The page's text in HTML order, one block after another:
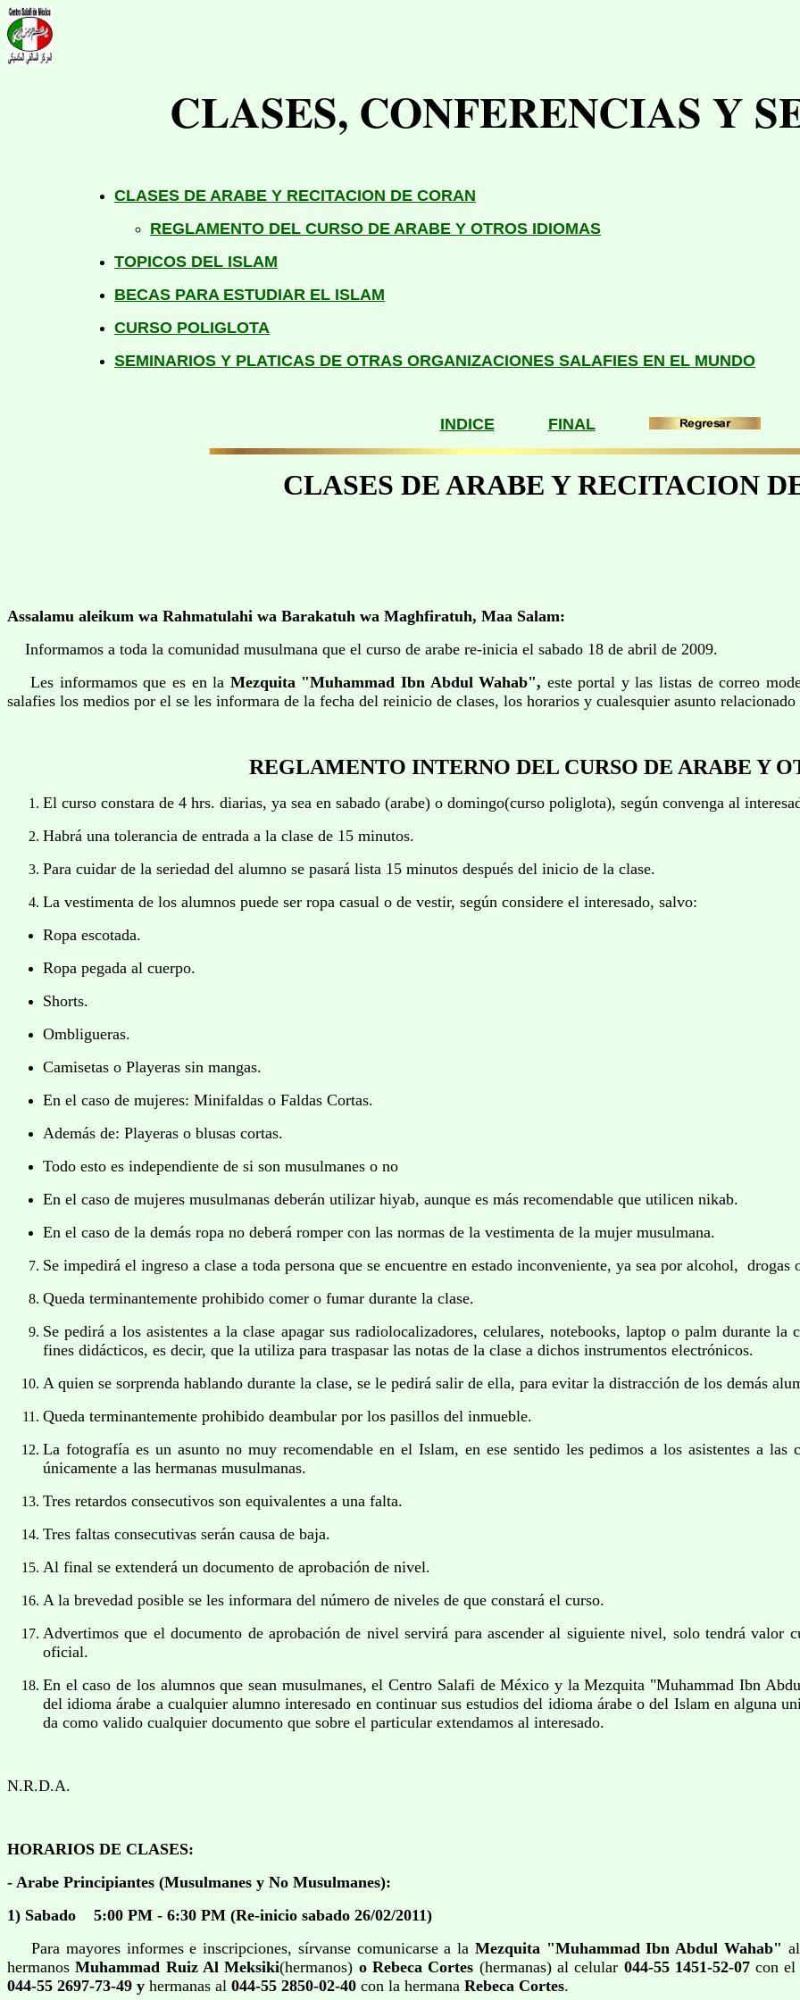
CLASES, CONFERENCIAS Y
CLASES DE ARABE Y RECITACION DE CORAN
REGLAMENTO DEL CURSO DE ARABE Y OTROS IDIOMAS
TOPICOS DEL ISLAM
BECAS PARA ESTUDIAR EL ISLAM
CURSO POLIGLOTA
SEMINARIOS Y PLATICAS DE OTRAS ORGANIZACIONES SALAFIES EN EL MUNDO
INDICE FINAL
CLASES DE ARABE Y RECITACION
Assalamu aleikum wa Rahmatulahi wa Barakatuh wa Maghfiratuh, Maa Salam:
Informamos a toda la comunidad musulmana que el curso de arabe re-inicia el sabado 18 de abril de 2009.
Les informamos que es en la Mezquita "Muhammad Ibn Abdul Wahab", este portal y las listas de correo
salafies los medios por el se les informara de la fecha del reinicio de clases, los horarios y cualesquier asunto
REGLAMENTO INTERNO DEL CURSO DE ARABE Y
El curso constara de 4 hrs. diarias, ya sea en sabado (arabe) o domingo(curso poliglota), según convenga al
Habrá una tolerancia de entrada a la clase de 15 minutos.
Para cuidar de la seriedad del alumno se pasará lista 15 minutos después del inicio de la clase.
La vestimenta de los alumnos puede ser ropa casual o de vestir, según considere el interesado, salvo:
Ropa escotada.
Ropa pegada al cuerpo.
Shorts.
Ombligueras.
Camisetas o Playeras sin mangas.
En el caso de mujeres: Minifaldas o Faldas Cortas.
Además de: Playeras o blusas cortas.
Todo esto es independiente de si son musulmanes o no
En el caso de mujeres musulmanas deberán utilizar hiyab, aunque es más recomendable que utilicen nikab.
En el caso de la demás ropa no deberá romper con las normas de la vestimenta de la mujer musulmana.
Se impedirá el ingreso a clase a toda persona que se encuentre en estado inconveniente, ya sea por alcohol, drogas
Queda terminantemente prohibido comer o fumar durante la clase.
Se pedirá a los asistentes a la clase apagar sus radiolocalizadores, celulares, notebooks, laptop o palm durante
fines didácticos, es decir, que la utiliza para traspasar las notas de la clase a dichos instrumentos electrónicos.
A quien se sorprenda hablando durante la clase, se le pedirá salir de ella, para evitar la distracción de los demás
Queda terminantemente prohibido deambular por los pasillos del inmueble.
La fotografía es un asunto no muy recomendable en el Islam, en ese sentido les pedimos a los asistentes a las
únicamente a las hermanas musulmanas.
Tres retardos consecutivos son equivalentes a una falta.
Tres faltas consecutivas serán causa de baja.
Al final se extenderá un documento de aprobación de nivel.
A la brevedad posible se les informara del número de niveles de que constará el curso.
Advertimos que el documento de aprobación de nivel servirá para ascender al siguiente nivel, solo tendrá valor
oficial.
En el caso de los alumnos que sean musulmanes, el Centro Salafi de México y la Mezquita "Muhammad Ibn
del idioma árabe a cualquier alumno interesado en continuar sus estudios del idioma árabe o del Islam en alguna
da como valido cualquier documento que sobre el particular extendamos al interesado.
N.R.D.A.
HORARIOS DE CLASES:
- Arabe Principiantes (Musulmanes y No Musulmanes):
1) Sabado 5:00 PM - 6:30 PM (Re-inicio sabado 26/02/2011)
Para mayores informes e inscripciones, sírvanse comunicarse a la Mezquita "Muhammad Ibn Abdul Wahab"
hermanos Muhammad Ruiz Al Meksiki(hermanos) o Rebeca Cortes (hermanas) al celular 044-55 1451-52-07con el
044-55 2697-73-49 y hermanas al 044-55 2850-02-40 con la hermana Rebeca Cortes.